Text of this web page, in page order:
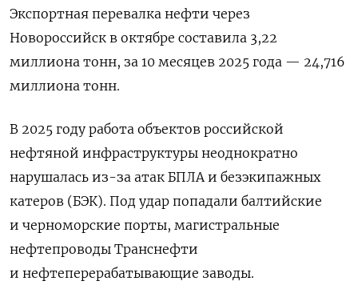
Экспортная перевалка нефти через
Новороссийск в октябре составила 3,22
миллиона тонн, за 10 месяцев 2025 года — 24,716
миллиона тонн.
В 2025 году работа объектов российской
нефтяной инфраструктуры неоднократно
нарушалась из-за атак БПЛА и безэкипажных
катеров (БЭК). Под удар попадали балтийские
и черноморские порты, магистральные
нефтепроводы Транснефти
и нефтеперерабатывающие заводы.